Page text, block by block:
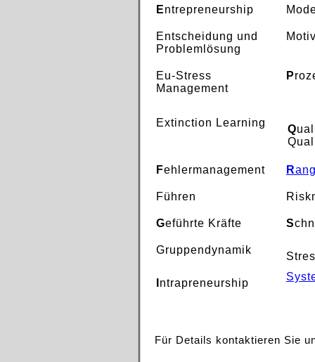
Entrepreneurship
Entscheidung und
Problemlösung
Eu-Stress
Management
P
Extinction Learning
Q
Fehlermanagement R
Führen
Geführte Kräfte S
Gruppendynamik
ntrapreneurship
Für Details kontaktieren Sie